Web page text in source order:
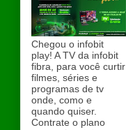
Chegou o infobit
play! A TV da infobit
fibra, para você curtir
filmes, séries e
programas de tv
onde, como e
quando quiser.
Contrate o plano